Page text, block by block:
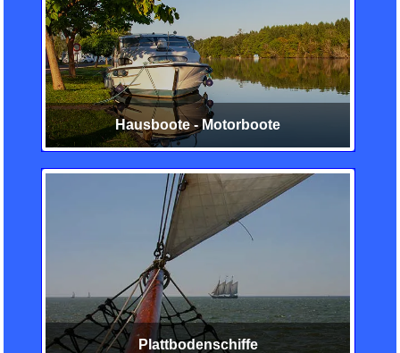
Hausboote - Motorboote
Plattbodenschiffe